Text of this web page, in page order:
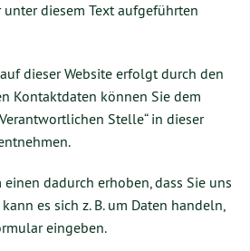
diesem Text aufgeführten
dieser Website erfolgt durch den
Kontaktdaten können Sie dem
Stelle“ in dieser
dadurch erhoben, dass Sie uns
es sich z. B. um Daten handeln,
eingeben.